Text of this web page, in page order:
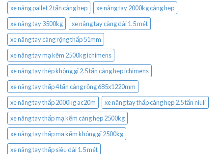
xe nâng pallet 2 tấn càng hẹp
xe nâng tay 2000kg càng hẹp
xe nâng tay 3500kg
xe nâng tay càng dài 1.5 mét
xe nâng tay càng rộng thấp 51mm
xe nâng tay mạ kẽm 2500kg ichimens
xe nâng tay thép không gỉ 2.5 tấn càng hẹp ichimens
xe nâng tay thấp 4 tấn càng rộng 685x1220mm
xe nâng tay thấp 2000kg ac20m
xe nâng tay thấp càng hẹp 2.5 tấn niuli
xe nâng tay thấp mạ kẽm càng hẹp 2500kg
xe nâng tay thấp mạ kẽm không gỉ 2500kg
xe nâng tay thấp siêu dài 1.5 mét